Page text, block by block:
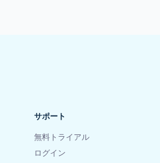
サポート
無料トライアル
ログイン